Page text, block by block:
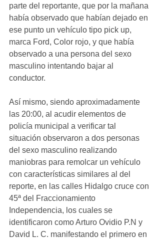
parte del reportante, que por la mañana
había observado que habían dejado en
ese punto un vehículo tipo pick up,
marca Ford, Color rojo, y que había
observado a una persona del sexo
masculino intentando bajar al
conductor.
Así mismo, siendo aproximadamente
las 20:00, al acudir elementos de
policía municipal a verificar tal
situación observaron a dos personas
del sexo masculino realizando
maniobras para remolcar un vehículo
con características similares al del
reporte, en las calles Hidalgo cruce con
45ª del Fraccionamiento
Independencia, los cuales se
identificaron como Arturo Ovidio P.N y
David L. C. manifestando el primero en